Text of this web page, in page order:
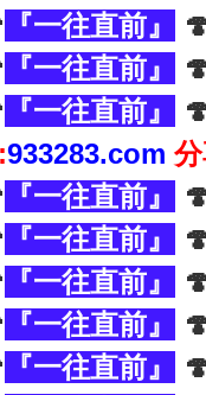
『一往直前』
『一往直前』
『一往直前』
933283.com
『一往直前』
『一往直前』
『一往直前』
『一往直前』
『一往直前』